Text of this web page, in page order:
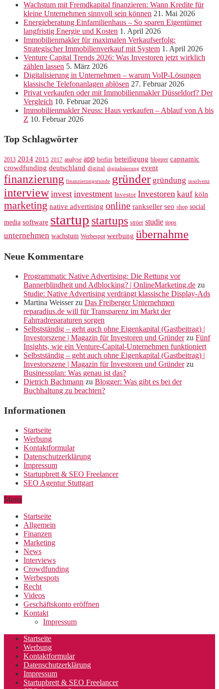
Wachstum mit Fremdkapital finanzieren: Wann Kredite für
kleine Unternehmen sinnvoll sein können 21. Mai 2026
Energieberatung Einfamilienhaus – So sparen Eigentümer
langfristig Energie und Kosten 1. April 2026
Immobilienmakler für maximalen Verkaufserfolg:
Strategischer Immobilienverkauf mit System 1. April 2026
Venture Capital Trends 2026: Was Investoren jetzt wirklich
zählen lassen 5. März 2026
Digitalisierung in Unternehmen – warum VoIP-Lösungen
klassische Telefonanlagen ablösen 27. Februar 2026
Privat verkaufen oder mit Immobilienmakler Düsseldorf? Der
Vergleich 10. Februar 2026
Immobilienmakler Neuss: Haus verkaufen – Ablauf von A bis
Z 10. Februar 2026
Top Schlagwörter
2013 2014 2015 2017 analyse app berlin beteiligung blogger capnamic
crowdfunding deutschland digital digitalisierung event
finanzierung finanzierungsrunde gründer gründung insolvenz
interview invest investment Investor Investoren kauf köln
marketing native advertising online rankseller seo shop social
media software startup startups ströer studie tipps
unternehmen wachstum Werbespot werbung übernahme
Neue Kommentare
Programmatic Native Advertising: Die Rettung vor
Bannerblindheit und Adblocking? | OnlineMarketing.de zu
Studie: Native Advertising verdrängt klassische Display-Ads
Martina Weisserzu Das Freiberger Unternehmen
reparadius.de will für Transparenz im Markt der
Fahrradreparaturen sorgen
Selbstständig – geht auch ohne Eigenkapital (Gastbeitrag) |
Investorszene | Magazin für Investoren und Gründerzu Fünf
Insights, wie ein Venture-Capital-Unternehmen funktioniert
Selbstständig – geht auch ohne Eigenkapital (Gastbeitrag) |
Investorszene | Magazin für Investoren und Gründerzu
Businessplan: Was genau ist das?
Dietrich Bachmann zu Blogger: Was gibt es bei der
Buchhaltung zu beachten?
Informationen
Startseite
Werbung
Kontaktformular
Datenschutzerklärung
Impressum
Startupbrett & SEO Freelancer
SEO Agentur Stuttgart
Menu
Startseite
Allgemein
Finanzen
Marketing
News
Interviews
Crowdfunding
Werbespots
Recht
Videos
Geschäftskonto eröffnen
Kontakt
Impressum
Startseite
Werbung
Kontaktformular
Datenschutzerklärung
Impressum
Startupbrett & SEO Freelancer